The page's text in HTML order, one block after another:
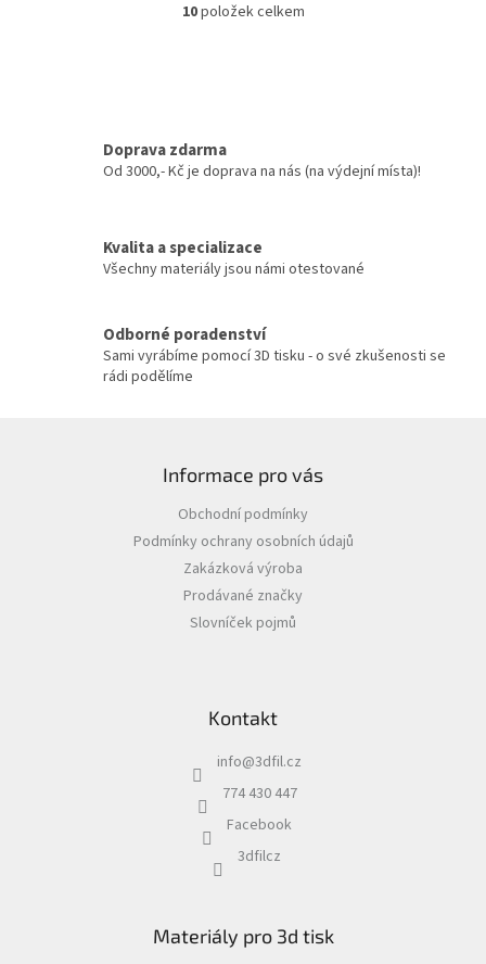
O
í
k
y
p
i
10položek celkem
Doprava zdarma
Od 3000,- Kč je doprava na nás (na výdejní místa)!
Kvalita a specializace
Všechny materiály jsou námi otestované
Odborné poradenství
Sami vyrábíme pomocí 3D tisku - o své zkušenosti se
rádi podělíme
Informace pro vás
Obchodní podmínky
Podmínky ochrany osobních údajů
Zakázková výroba
Prodávané značky
Slovníček pojmů
Kontakt
info@3dfil.cz
774 430 447
Facebook
3dfilcz
Materiály pro 3d tisk